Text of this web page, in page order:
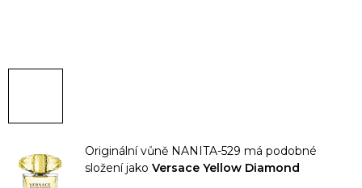
Originální vůně NANITA-529 má podobné
složení jako Versace Yellow Diamond